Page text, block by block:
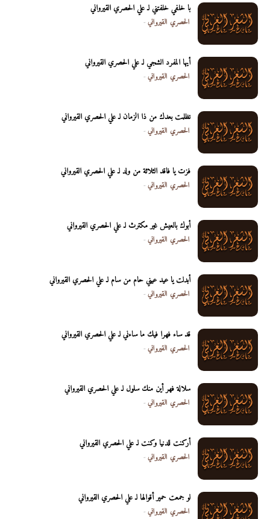
يا خلفي خلفتني لـ علي الحصري القيرواني
الحصري القيرواني-
أيها المفرد الشجي لـ علي الحصري القيرواني
الحصري القيرواني-
تظلمت بعدك من ذا الزمان لـ علي الحصري القيرواني
الحصري القيرواني-
فزت يا فاقد الثلاثة من ولد لـ علي الحصري القيرواني
الحصري القيرواني-
أبوك بالعيش غير مكترث لـ علي الحصري القيرواني
الحصري القيرواني-
أبدلت يا عيد عيني حام من سام لـ علي الحصري القيرواني
الحصري القيرواني-
قد ساء فهرا فيك ما ساءني لـ علي الحصري القيرواني
الحصري القيرواني-
سلالة فهر أين منك سلول لـ علي الحصري القيرواني
الحصري القيرواني-
أركنت للدنيا وكنت لـ علي الحصري القيرواني
الحصري القيرواني-
لو جمعت حمير أقوالها لـ علي الحصري القيرواني
الحصري القيرواني-